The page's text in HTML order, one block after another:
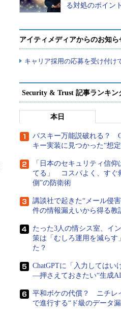
る対処のポイント
アイティメディアからのお知ら
キャリア採用の応募を受け付け
Security & Trust 記事ランキン
本日
パスキー万能説破れる？
キー実装に見つかった“想
「日本のセキュリティ信
てる」 コスパよく、すぐ
側”の防衛術
講談社で起きた“メール侵
件の情報漏えいから得る教
たった3人の情シス室、イ
策は「むしろ運用を減ら
た？
ChatGPTに「入力しては
―押さえておきたい“生成
平和ボケの代償？ ニチレ
で進行する“ド級のデータ